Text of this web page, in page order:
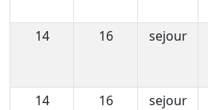
14
16 sejour
14
16 sejour